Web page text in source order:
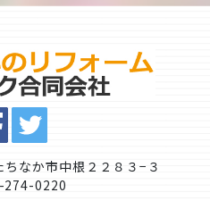
なか市中根２２８３−３
0220